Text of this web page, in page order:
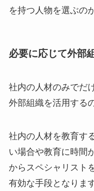
を持つ人物を選ぶの
必要に応じて外部
社内の人材のみでだ
外部組織を活用する
社内の人材を教育す
い場合や教育に時間
からスペシャリスト
有効な手段となります